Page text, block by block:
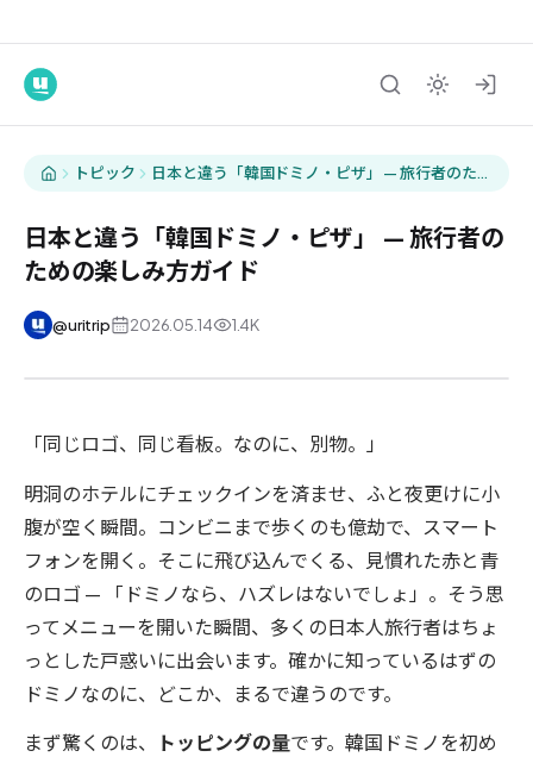
トピック
日本と違う「韓国ドミノ・ピザ」 — 旅行者のため
日本と違う「韓国ドミノ・ピザ」 — 旅行者の
ための楽しみ方ガイド
@uritrip 2026.05.14 1.4K
「同じロゴ、同じ看板。なのに、別物。」
明洞のホテルにチェックインを済ませ、ふと夜更けに小
腹が空く瞬間。コンビニまで歩くのも億劫で、スマート
フォンを開く。そこに飛び込んでくる、見慣れた赤と青
のロゴ — 「ドミノなら、ハズレはないでしょ」。そう思
ってメニューを開いた瞬間、多くの日本人旅行者はちょ
っとした戸惑いに出会います。確かに知っているはずの
ドミノなのに、どこか、まるで違うのです。
まず驚くのは、
トッピングの量です。韓国ドミノを初め